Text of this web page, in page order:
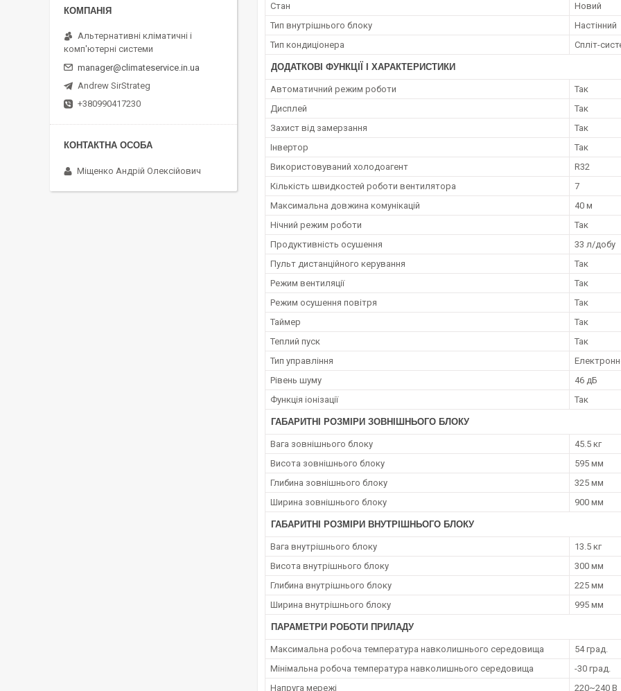
Стан
Новий
Тип внутрішнього блоку
Настінний
Тип кондиціонера
Спліт-
ДОДАТКОВІ ФУНКЦІЇ І ХАРАКТЕРИСТИКИ
Автоматичний режим роботи
Так
Дисплей
Так
Захист від замерзання
Так
Інвертор
Так
Використовуваний холодоагент
R32
Кількість швидкостей роботи вентилятора
7
Максимальна довжина комунікацій
40 м
Нічний режим роботи
Так
Продуктивність осушення
33 л/добу
Пульт дистанційного керування
Так
Режим вентиляції
Так
Режим осушення повітря
Так
Таймер
Так
Теплий пуск
Так
Тип управління
Рівень шуму
46 дБ
Функція іонізації
Так
ГАБАРИТНІ РОЗМІРИ ЗОВНІШНЬОГО БЛОКУ
Вага зовнішнього блоку
45.5 кг
Висота зовнішнього блоку
595 мм
Глибина зовнішнього блоку
325 мм
Ширина зовнішнього блоку
900 мм
ГАБАРИТНІ РОЗМІРИ ВНУТРІШНЬОГО БЛОКУ
Вага внутрішнього блоку
13.5 кг
Висота внутрішнього блоку
300 мм
Глибина внутрішнього блоку
225 мм
Ширина внутрішнього блоку
995 мм
ПАРАМЕТРИ РОБОТИ ПРИЛАДУ
Максимальна робоча температура навколишнього середовища
54 град.
Мінімальна робоча температура навколишнього середовища
-30 град.
Напруга мережі
220~240 В
Альтернативні кліматичні і
комп'ютерні системи
manager@climateservice.in.ua
Andrew SirStrateg
+380990417230
Міщенко Андрій Олексійович